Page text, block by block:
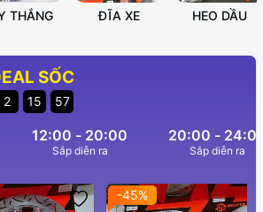
THẮNG ĐĨA XE HEO DẦU
SỐC
2 15 56
12:00 - 20:00
Sắp diễn ra
20:00 -
Sắp diễn ra
-45%